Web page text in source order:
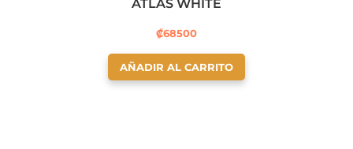
ATLAS WHITE
₡68500
AÑADIR AL CARRITO